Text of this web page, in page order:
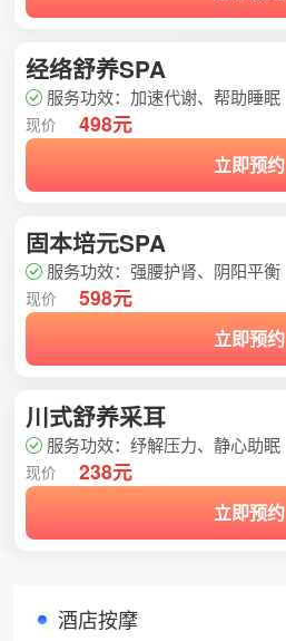
经络舒养SPA
服务功效：加速代谢、帮助睡眠
现价 498元
立即预约
固本培元SPA
服务功效：强腰护肾、阴阳平衡
现价 598元
立即预约
川式舒养采耳
服务功效：纾解压力、静心助眠
现价 238元
立即预约
酒店按摩